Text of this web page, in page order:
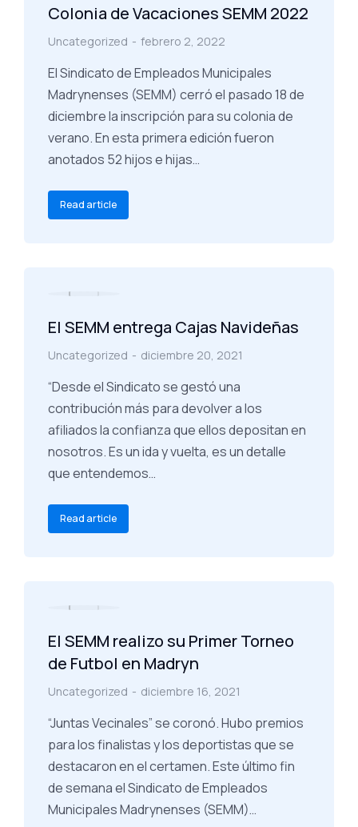
Colonia de Vacaciones SEMM 2022
Uncategorized febrero 2, 2022
El Sindicato de Empleados Municipales
Madrynenses (SEMM) cerró el pasado 18 de
diciembre la inscripción para su colonia de
verano. En esta primera edición fueron
anotados 52 hijos e hijas…
Read article
El SEMM entrega Cajas Navideñas
Uncategorized diciembre 20, 2021
“Desde el Sindicato se gestó una
contribución más para devolver a los
afiliados la confianza que ellos depositan en
nosotros. Es un ida y vuelta, es un detalle
que entendemos…
Read article
El SEMM realizo su Primer Torneo
de Futbol en Madryn
Uncategorized diciembre 16, 2021
“Juntas Vecinales” se coronó. Hubo premios
para los finalistas y los deportistas que se
destacaron en el certamen. Este último fin
de semana el Sindicato de Empleados
Municipales Madrynenses (SEMM)…